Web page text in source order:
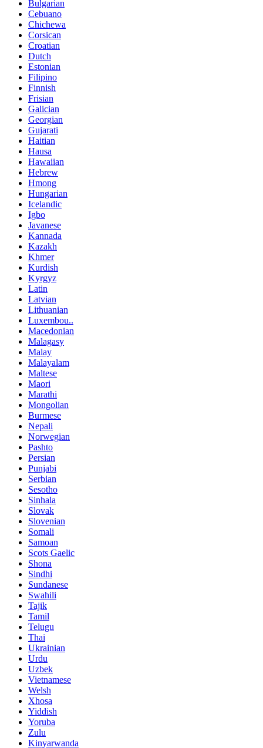
Bulgarian
Cebuano
Chichewa
Corsican
Croatian
Dutch
Estonian
Filipino
Finnish
Frisian
Galician
Georgian
Gujarati
Haitian
Hausa
Hawaiian
Hebrew
Hmong
Hungarian
Icelandic
Igbo
Javanese
Kannada
Kazakh
Khmer
Kurdish
Kyrgyz
Latin
Latvian
Lithuanian
Luxembou..
Macedonian
Malagasy
Malay
Malayalam
Maltese
Maori
Marathi
Mongolian
Burmese
Nepali
Norwegian
Pashto
Persian
Punjabi
Serbian
Sesotho
Sinhala
Slovak
Slovenian
Somali
Samoan
Scots Gaelic
Shona
Sindhi
Sundanese
Swahili
Tajik
Tamil
Telugu
Thai
Ukrainian
Urdu
Uzbek
Vietnamese
Welsh
Xhosa
Yiddish
Yoruba
Zulu
Kinyarwanda